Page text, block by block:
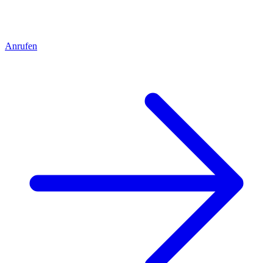
Anrufen